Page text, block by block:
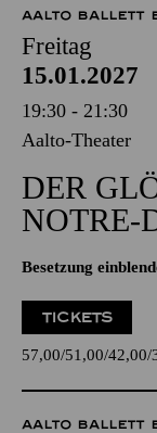
AALTO BALLETT
Freitag
15.01.2027
19:30 - 21:30
Aalto-Theater
DER
NOTRE-
Besetzung
TICKETS
57,00 51,00 42,00
AALTO BALLETT